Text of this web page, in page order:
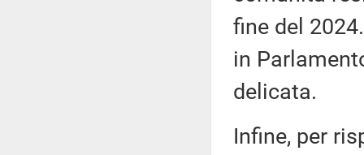
fine del
in
delicata.
Infine, per